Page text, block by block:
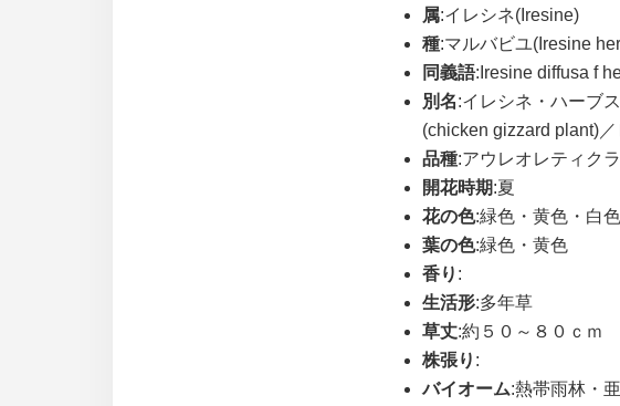
属:イレシネ(Iresine)
種:マルバビユ(Iresine
同義語:Iresine diffusa f
別名:イレシネ・ハーブ
(chicken gizzard plant)
品種:アウレオレティク
開花時期:夏
花の色:緑色・黄色・白色
葉の色:緑色・黄色
香り :
生活形:多年草
草丈:約５０～８０ｃｍ
株張り :
バイオーム:熱帯雨林・